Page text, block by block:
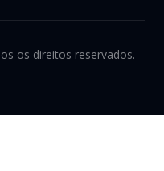
os direitos reservados.